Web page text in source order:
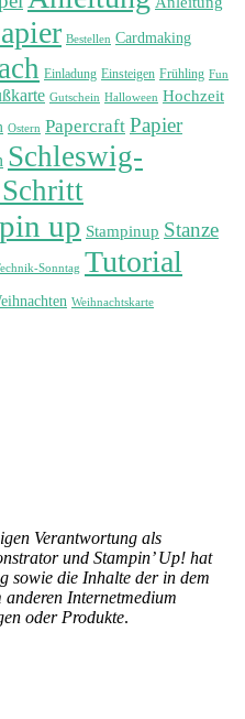
Bestellen Cardmaking
Einladung Einsteigen Frühling Fun
Gutschein Halloween Hochzeit
Ostern Papercraft Papier
Schleswig-
up Stampinup Stanze
Sonntag Tutorial
Weihnachtskarte
Verantwortung als
und Stampin’ Up! hat
sowie die Inhalte der in dem
anderen Internetmedium
oder Produkte.